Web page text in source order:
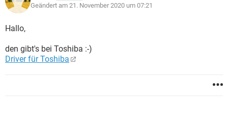
Geändert am 21. November 2020 um 07:21
Hallo,
den gibt's bei Toshiba :-)
Driver für Toshiba